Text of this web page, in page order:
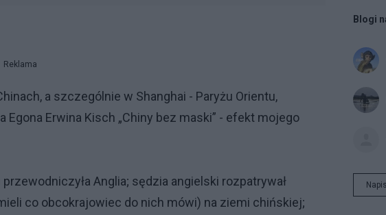
Reklama
a szczególnie w Shanghai - Paryżu Orientu,
Erwina Kisch „Chiny bez maski” - efekt mojego
Anglia; sędzia angielski rozpatrywał
co obcokrajowiec do nich mówi) na ziemi chińskiej;
Blogi